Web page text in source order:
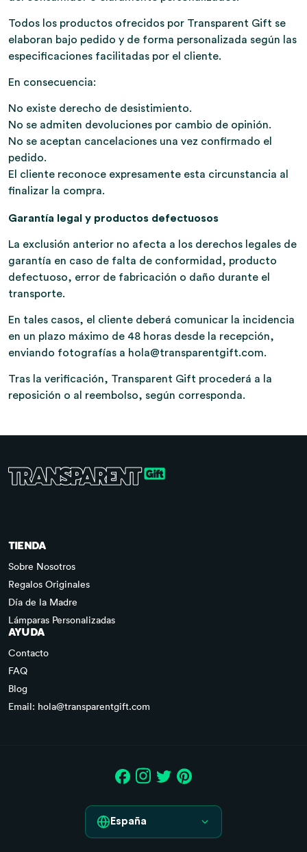
Todos los productos ofrecidos por Transparent Gift se
elaboran bajo pedido y de forma personalizada según las
especificaciones facilitadas por el cliente.
En consecuencia:
No existe derecho de desistimiento.
No se admiten devoluciones por cambio de opinión.
No se aceptan cancelaciones una vez confirmado el
pedido.
El cliente reconoce expresamente esta circunstancia al
finalizar la compra.
Garantía legal y productos defectuosos
La exclusión anterior no afecta a los derechos legales de
garantía en caso de falta de conformidad, producto
defectuoso, error de fabricación o daño durante el
transporte.
En tales casos, el cliente deberá comunicar la incidencia
en un plazo máximo de 48 horas desde la recepción,
enviando fotografías a hola@transparentgift.com.
Tras la verificación, Transparent Gift procederá a la
reposición o al reembolso, según corresponda.
TIENDA
Sobre Nosotros
Regalos Originales
Día de la Madre
Lámparas Personalizadas
AYUDA
Contacto
FAQ
Blog
Email: hola@transparentgift.com
España